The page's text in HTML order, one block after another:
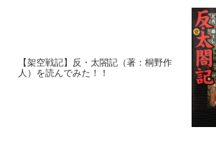
【架空戦記】反・太閤記（著：桐野作
人）を読んでみた！！